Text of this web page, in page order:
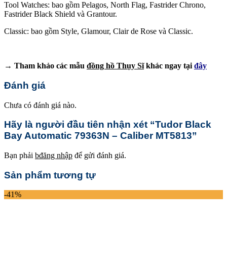
Tool Watches: bao gồm Pelagos, North Flag, Fastrider Chrono,
Fastrider Black Shield và Grantour.
Classic: bao gồm Style, Glamour, Clair de Rose và Classic.
→ Tham khảo các mẫu đồng hồ Thụy Sĩkhác ngay tại đây
Đánh giá
Chưa có đánh giá nào.
Hãy là người đầu tiên nhận xét “Tudor Black
Bay Automatic 79363N – Caliber MT5813”
Bạn phải bđăng nhập để gửi đánh giá.
Sản phẩm tương tự
-41%